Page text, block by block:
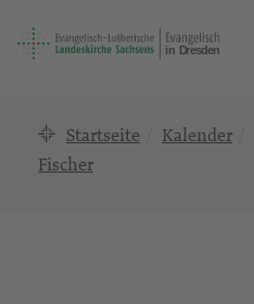
Startseite Kalender
Fischer